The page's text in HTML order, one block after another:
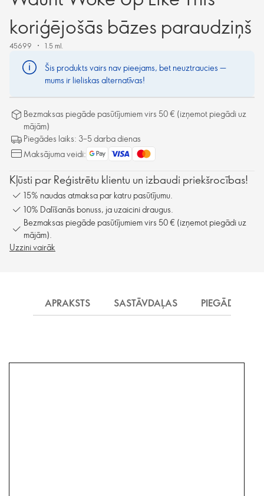
koriģējošās bāzes paraudziņš
45699 1.5 ml.
Šis produkts vairs nav pieejams, bet neuztraucies —
mums ir lieliskas alternatīvas!
Bezmaksas piegāde pasūtījumiem virs 50 € (izņemot piegādi uz
mājām)
Piegādes laiks: 3–5 darba dienas
Maksājuma veidi:
Kļūsti par Reģistrētu klientu un izbaudi priekšrocības!
15% naudas atmaksa par katru pasūtījumu.
10% Dalīšanās bonuss, ja uzaicini draugus.
Bezmaksas piegāde pasūtījumiem virs 50 € (izņemot piegādi uz
mājām).
Uzzini vairāk
APRAKSTS SASTĀVDAĻAS PIEGĀDE